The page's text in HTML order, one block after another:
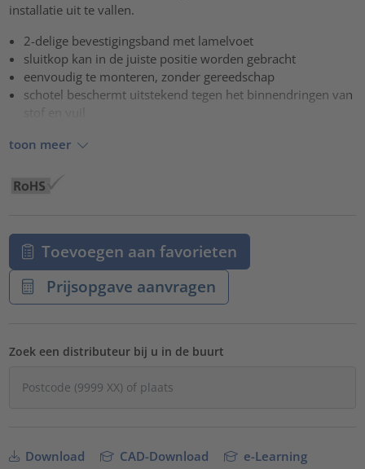
installatie uit te vallen.
2-delige bevestigingsband met lamelvoet
sluitkop kan in de juiste positie worden gebracht
eenvoudig te monteren, zonder gereedschap
schotel beschermt uitstekend tegen het binnendringen van
stof en vuil
toon meer
Toevoegen aan favorieten
Prijsopgave aanvragen
Zoek een distributeur bij u in de buurt
Download CAD-Download e-Learning